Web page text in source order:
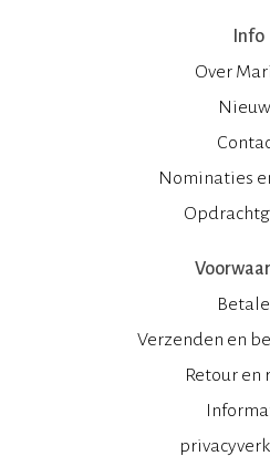
Info
Over
Nominaties
Verzenden en
Retour en